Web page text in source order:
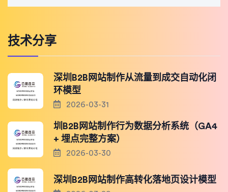
技术分享
深圳B2B网站制作从流量到成交自动化闭
环模型
2026-03-31
圳B2B网站制作行为数据分析系统（GA4
+ 埋点完整方案）
2026-03-30
深圳B2B网站制作高转化落地页设计模型